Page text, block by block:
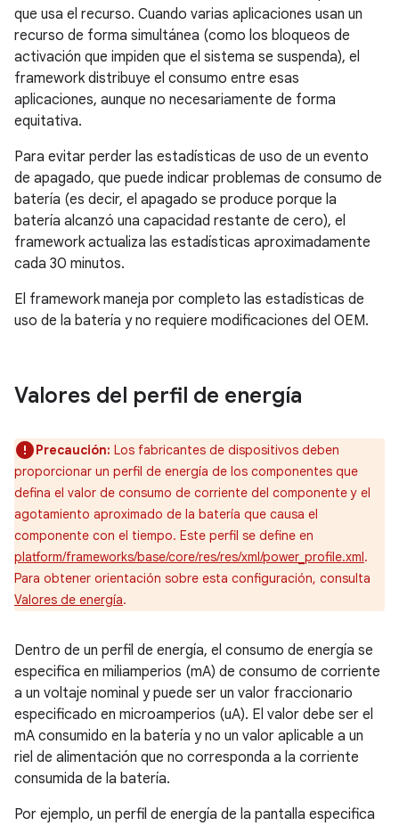
que usa el recurso. Cuando varias aplicaciones usan un
recurso de forma simultánea (como los bloqueos de
activación que impiden que el sistema se suspenda), el
framework distribuye el consumo entre esas
aplicaciones, aunque no necesariamente de forma
equitativa.
Para evitar perder las estadísticas de uso de un evento
de apagado, que puede indicar problemas de consumo de
batería (es decir, el apagado se produce porque la
batería alcanzó una capacidad restante de cero), el
framework actualiza las estadísticas aproximadamente
cada 30 minutos.
El framework maneja por completo las estadísticas de
uso de la batería y no requiere modificaciones del OEM.
Valores del perfil de energía
Precaución: Los fabricantes de dispositivos deben
proporcionar un perfil de energía de los componentes que
defina el valor de consumo de corriente del componente y el
agotamiento aproximado de la batería que causa el
componente con el tiempo. Este perfil se define en
platform/frameworks/base/core/res/res/xml/power_profile.xml.
Para obtener orientación sobre esta configuración, consulta
Valores de energía.
Dentro de un perfil de energía, el consumo de energía se
especifica en miliamperios (mA) de consumo de corriente
a un voltaje nominal y puede ser un valor fraccionario
especificado en microamperios (uA). El valor debe ser el
mA consumido en la batería y no un valor aplicable a un
riel de alimentación que no corresponda a la corriente
consumida de la batería.
Por ejemplo, un perfil de energía de la pantalla especifica